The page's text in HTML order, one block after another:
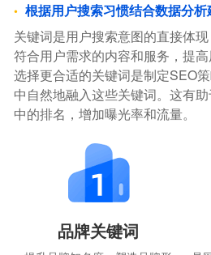
根据用户搜索习惯结合数据分
关键词是用户搜索意图的直接体
符合用户需求的内容和服务，提高
选择更合适的关键词是制定SEO
中自然地融入这些关键词。这有
中的排名，增加曝光率和流量。
品牌关键词